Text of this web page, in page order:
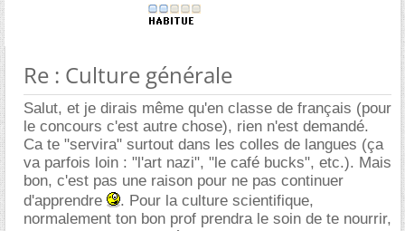
Re : Culture générale
Salut, et je dirais même qu'en classe de français (pour
le concours c'est autre chose), rien n'est demandé.
Ca te "servira" surtout dans les colles de langues (ça
va parfois loin : "l'art nazi", "le café bucks", etc.). Mais
bon, c'est pas une raison pour ne pas continuer
d'apprendre
. Pour la culture scientifique,
normalement ton bon prof prendra le soin de te nourrir,